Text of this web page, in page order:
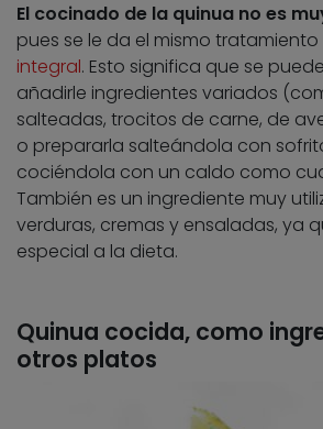
El cocinado de la quinua no es
pues se le da el mismo
integral. Esto significa que se
añadirle ingredientes variados
salteadas, trocitos de carne, de
o prepararla salteándola con
cociéndola con un caldo como
También es un ingrediente muy
verduras, cremas y ensaladas, ya
especial a la dieta.
Quinua cocida, como
otros platos